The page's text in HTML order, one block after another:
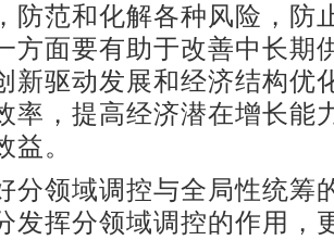
防范和化解各种风险，防
方面要有助于改善中长期
新驱动发展和经济结构优
率，提高经济潜在增长能
益。
领域调控与全局性统筹
发挥分领域调控的作用，